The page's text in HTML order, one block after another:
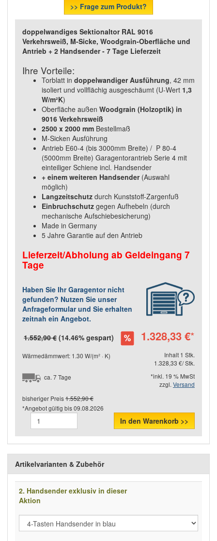
>> Frage zum Produkt?
doppelwandiges Sektionaltor RAL 9016
Verkehrsweiß, M-Sicke, Woodgrain-Oberfläche und
Antrieb + 2 Handsender - 7 Tage Lieferzeit
Ihre Vorteile:
Torblatt in doppelwandiger Ausführung, 42 mm
isoliert und vollflächig ausgeschäumt (U-Wert 1,3
W/m²K)
Oberfläche außen Woodgrain (Holzoptik) in
9016 Verkehrsweiß
2500 x 2000 mm Bestellmaß
M-Sicken Ausführung
Antrieb E60-4 (bis 3000mm Breite) / P 80-4
(5000mm Breite) Garagentorantrieb Serie 4 mit
einteiliger Schiene incl. Handsender
+ einem weiteren Handsender (Auswahl
möglich)
Langzeitschutz durch Kunststoff-Zargenfuß
Einbruchschutz gegen Aufhebeln (durch
mechanische Aufschiebesicherung)
Made in Germany
5 Jahre Garantie auf den Antrieb
Lieferzeit/Abholung ab Geldeingang 7
Tage
Haben Sie Ihr Garagentor nicht
gefunden? Nutzen Sie unser
Anfrageformular und Sie erhalten
zeitnah ein Angebot.
1.552,90 € (14.46% gespart) 1.328,33 €*
Wärmedämmwert: 1.30 W/(m² · K)
Inhalt 1 Stk.
1.328,33 €/ Stk.
ca. 7 Tage
*inkl. 19 % MwSt
zzgl. Versand
bisheriger Preis1.552,90 €
*Angebot gültig bis09.08.2026
In den Warenkorb >>
Artikelvarianten & Zubehör
2. Handsender exklusiv in dieser
Aktion